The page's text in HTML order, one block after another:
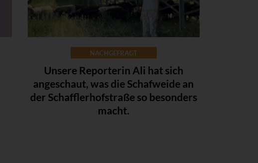
NACHGEFRAGT
Unsere Reporterin Ali hat sich
angeschaut, was die Schafweide an
der Schafflerhofstraße so besonders
macht.